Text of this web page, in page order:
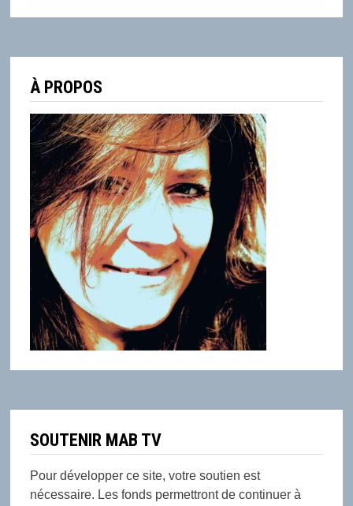
À PROPOS
SOUTENIR MAB TV
Pour développer ce site, votre soutien est
nécessaire. Les fonds permettront de continuer à